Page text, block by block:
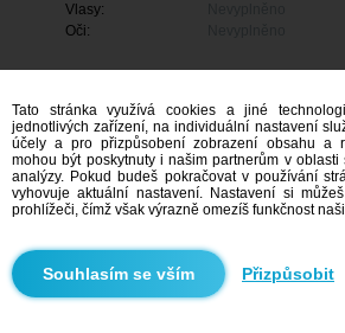
Vlasy:
Oči:
Mám zájem
Tato stránka využívá cookies a jiné
jednotlivých zařízení, na individuální nastavení
účely a pro přizpůsobení zobrazení obsahu a
mohou být poskytnuty i našim partnerům v
analýzy. Pokud budeš pokračovat v používání
vyhovuje aktuální nastavení. Nastavení si
prohlížeči, čímž však výrazně omezíš funkčnost
Přizpůsobit